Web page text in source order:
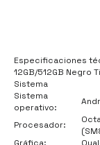
Especificaciones
12GB/512GB Negro
Sistema
Sistema
operativo:
Procesador:
Gráfica: